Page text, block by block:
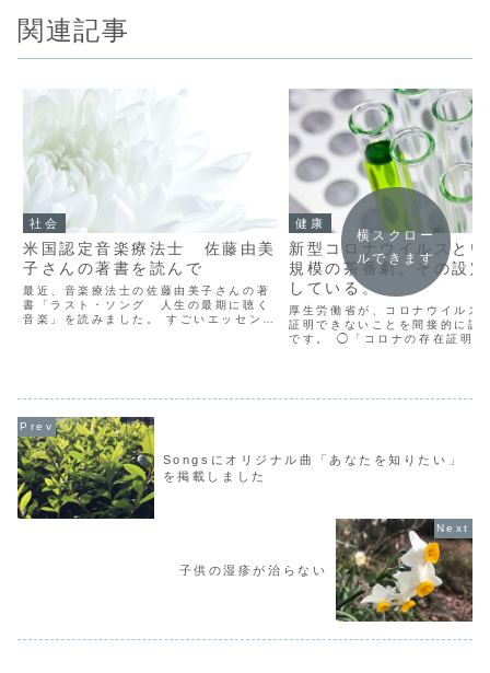
関連記事
社会
米国認定音楽療法士 佐藤由美
子さんの著書を読んで
最近、音楽療法士の佐藤由美子さんの著
書「ラスト・ソング 人生の最期に聴く
音楽」を読みました。 すごいエッセンス
健康
新型コロナウイルスと
規模の茶番劇。その設
している。
厚生労働省が、コロナウイルス
証明できないことを間接的に認
です。 ◯「コロナの存在証明は
横スクロー
ルできます
Songsにオリジナル曲「あなたを知りたい」
を掲載しました
子供の湿疹が治らない